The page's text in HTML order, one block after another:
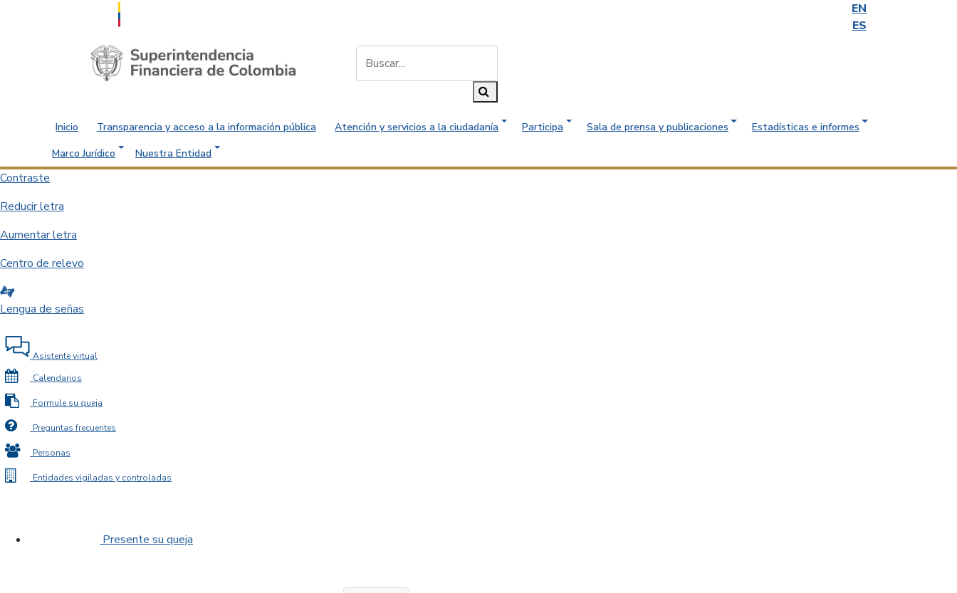
EN
ES
Saltar al contenido principal
Inicio Transparencia y acceso a la información pública Atención y servicios a la ciudadanía Participa Sala de prensa y publicaciones
Estadísticas e informes
Marco Jurídico
Nuestra Entidad
Contraste
Reducir letra
Aumentar letra
Centro de relevo
Lengua de señas
Asistente virtual
Calendarios
Formule su queja
Preguntas frecuentes
Personas
Entidades vigiladas y controladas
Presente su queja